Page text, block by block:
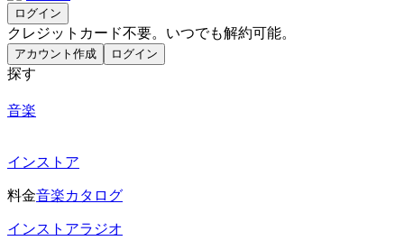
ログイン
クレジットカード不要。いつでも解約可能。
アカウント作成 ログイン
探す
音楽
インストア
料金音楽カタログ
インストアラジオ